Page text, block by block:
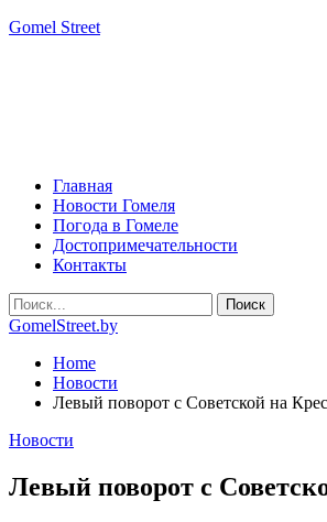
Gomel Street
Главная
Новости Гомеля
Погода в Гомеле
Достопримечательности
Контакты
GomelStreet.by
Home
Новости
Левый поворот с Советской на
Новости
Левый поворот с